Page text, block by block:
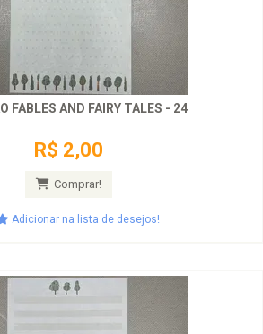
FABLES AND FAIRY TALES - 24
R$ 2,00
Comprar!
Adicionar na lista de desejos!